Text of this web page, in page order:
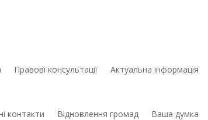
Правові консультації Актуальна інформація
контакти Відновлення громад Ваша думка